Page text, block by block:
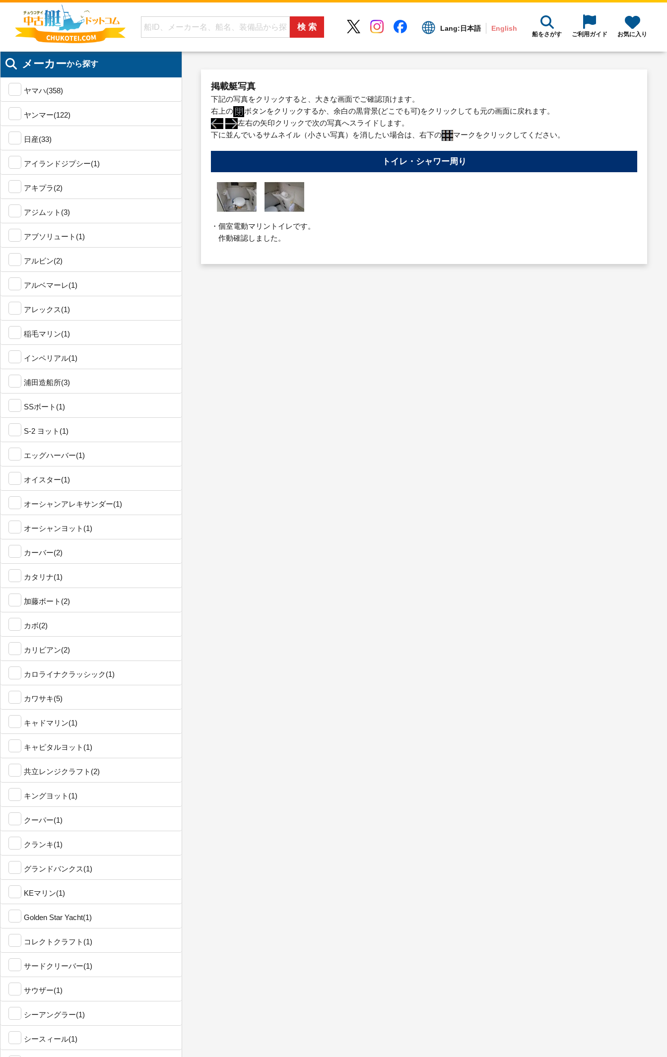
Lang: 日本語 English
船をさがす ご利用ガイド お気に入り
メーカーから探す
ヤマハ(358)
ヤンマー(122)
日産(33)
アイランドジプシー(1)
アキプラ(2)
アジムット(3)
アブソリュート(1)
アルビン(2)
アルベマーレ(1)
アレックス(1)
稲毛マリン(1)
インペリアル(1)
浦田造船所(3)
SSボート(1)
S-2 ヨット(1)
エッグハーバー(1)
オイスター(1)
オーシャンアレキサンダー(1)
オーシャンヨット(1)
カーバー(2)
カタリナ(1)
加藤ボート(2)
カボ(2)
カリビアン(2)
カロライナクラッシック(1)
カワサキ(5)
キャドマリン(1)
キャピタルヨット(1)
共立レンジクラフト(2)
キングヨット(1)
クーパー(1)
クランキ(1)
グランドバンクス(1)
KEマリン(1)
Golden Star Yacht(1)
コレクトクラフト(1)
サードクリーバー(1)
サウザー(1)
シーアングラー(1)
シースィール(1)
掲載艇写真
下記の写真をクリックすると、大きな画面でご確認頂けます。
右上の
ボタンをクリックするか、余白の黒背景(どこでも可)をクリックしても元の画面に戻れます。
左右の矢印クリックで次の写真へスライドします。
下に並んでいるサムネイル（小さい写真）を消したい場合は、右下の
マークをクリックしてください。
トイレ・シャワー周り
・個室電動マリントイレです。
作動確認しました。